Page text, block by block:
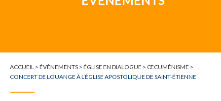
ACCUEIL > ÉVÈNEMENTS > ÉGLISE EN DIALOGUE > ŒCUMÉNISME >
CONCERT DE LOUANGE À L’ÉGLISE APOSTOLIQUE DE SAINT-ÉTIENNE